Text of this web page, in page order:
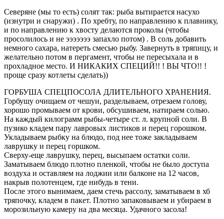
Северяне (мы то есть) солят так: рыба вытирается насухо
(изнутри и снаружи) . По хребту, по направлению к плавнику,
и по направлению к хвосту делаются проколы (чтобы
просолилось и не эээээээ запахло потом) . В соль добавить
немного сахара, натереть смесью рыбу. Завернуть в тряпицу, и
желательно потом в пергамент, чтобы не пересыхала и в
прохладное место. И НИКАКИХ СПЕЦИЙ!! ! ВЫ ЧТО!! !
проще сразу котлеты сделать))
ГОРБУША СПЕЦПОСОЛА ДЛИТЕЛЬНОГО ХРАНЕНИЯ.
Горбушу очищаем от чешуи, разделываем, отрезаем голову,
хорошо промываем от крови, обсушиваем, натираем солью.
На каждый килограмм рыбы-четыре ст. л. крупной соли. В
пузико кладем пару лавровых листиков и перец горошком.
Укладываем рыбку на блюдо, под нее тоже закладываем
лаврушку и перец горшком.
Сверху-еще лаврушку, перец, высыпаем остатки соли.
Заматываем блюдо плотно пленкой, чтобы не было доступа
воздуха и оставляем на лоджии или балконе на 12 часов,
накрыв полотенцем, где нибудь в тени.
После этого вынимаем, даем стечь рассолу, заматываем в хб
тряпочку, кладем в пакет. Плотно запаковываем и убираем в
морозильную камеру на два месяца. Удачного засола!